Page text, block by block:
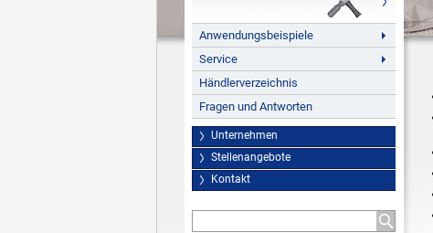
Anwendungsbeispiele
Service
Händlerverzeichnis
Fragen und Antworten
Unternehmen
Stellenangebote
Kontakt